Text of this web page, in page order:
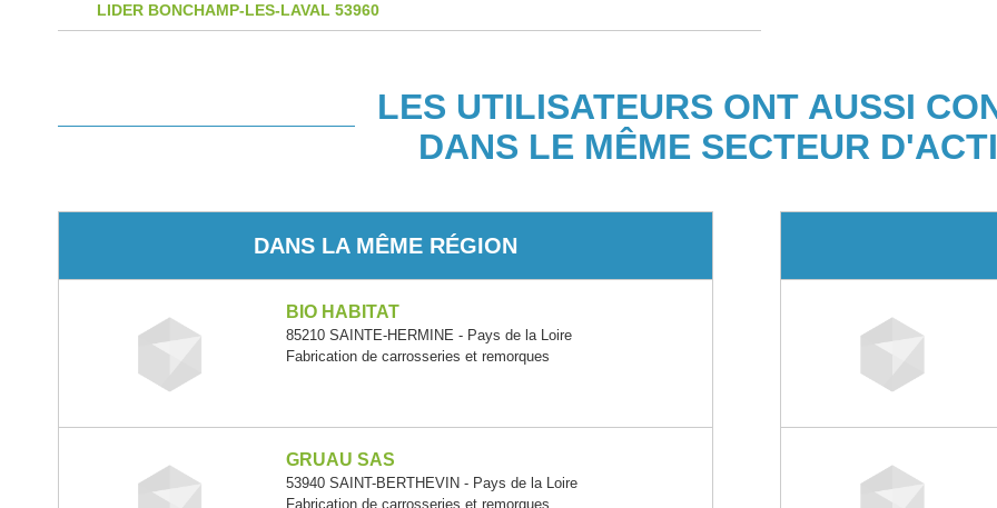
LIDER BONCHAMP-LES-LAVAL 53960
LES UTILISATEURS ONT AUSSI
DANS LE MÊME SECTEUR
DANS LA MÊME RÉGION
BIO HABITAT
85210 SAINTE-HERMINE - Pays de la Loire
Fabrication de carrosseries et remorques
GRUAU SAS
53940 SAINT-BERTHEVIN - Pays de la Loire
Fabrication de carrosseries et remorques